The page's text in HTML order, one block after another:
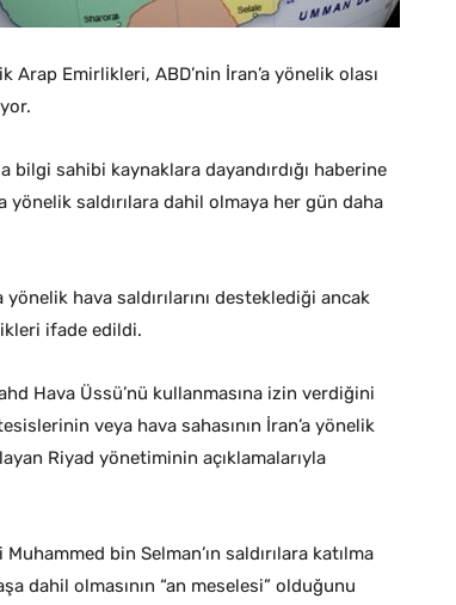
Emirlikleri, ABD’nin İran’a yönelik olası
sahibi kaynaklara dayandırdığı haberine
yönelik saldırılara dahil olmaya her gün daha
hava saldırılarını desteklediği ancak
ifade edildi.
Hava Üssü’nü kullanmasına izin verdiğini
veya hava sahasının İran’a yönelik
Riyad yönetiminin açıklamalarıyla
bin Selman’ın saldırılara katılma
dahil olmasının “an meselesi” olduğunu